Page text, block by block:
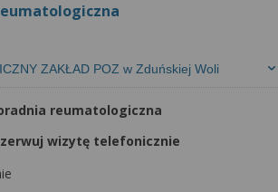
ZAKŁAD POZ w Zduńskiej Woli
reumatologiczna
wizytę telefonicznie